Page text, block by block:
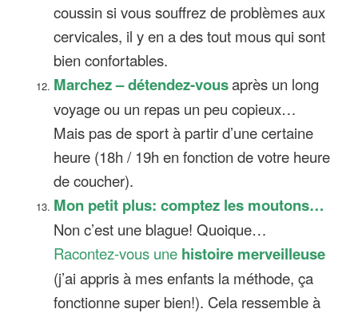
coussin si vous souffrez de problèmes aux
cervicales, il y en a des tout mous qui sont
bien confortables.
Marchez – détendez-vousaprès un long
voyage ou un repas un peu copieux…
Mais pas de sport à partir d’une certaine
heure (18h / 19h en fonction de votre heure
de coucher).
Mon petit plus: comptez les moutons…
Non c’est une blague! Quoique…
Racontez-vous une histoire merveilleuse
(j’ai appris à mes enfants la méthode, ça
fonctionne super bien!). Cela ressemble à